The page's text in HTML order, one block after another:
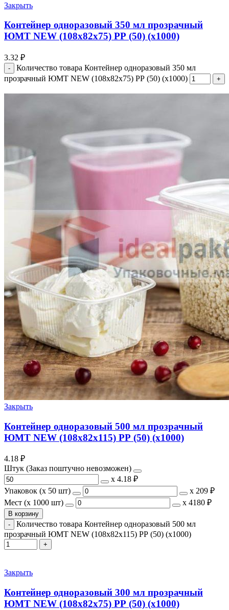
Закрыть
Контейнер одноразовый 350 мл прозрачный
ЮМТ NEW (108х82х75) РР (50) (х1000)
3.32 ₽
Количество товара Контейнер одноразовый 350 мл
прозрачный ЮМТ NEW (108х82х75) РР (50) (х1000)
Закрыть
Контейнер одноразовый 500 мл прозрачный
ЮМТ NEW (108х82х115) РР (50) (х1000)
4.18 ₽
Штук (Заказ поштучно невозможен)
х 4.18 ₽
Упаковок (x 50 шт)
х 209 ₽
Мест (x 1000 шт)
х 4180 ₽
В корзину
Количество товара Контейнер одноразовый 500 мл
прозрачный ЮМТ NEW (108х82х115) РР (50) (х1000)
Закрыть
Контейнер одноразовый 300 мл прозрачный
ЮМТ NEW (108х82х75) РР (50) (х1000)